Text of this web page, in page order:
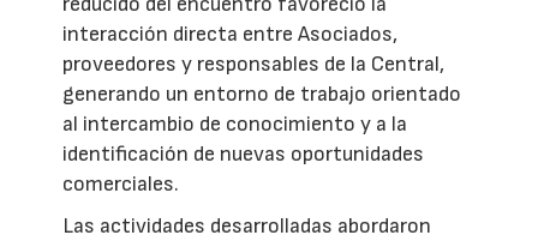
interacción directa entre Asociados,
proveedores y responsables de la Central,
generando un entorno de trabajo orientado
al intercambio de conocimiento y a la
identificación de nuevas oportunidades
comerciales.
Las actividades desarrolladas abordaron